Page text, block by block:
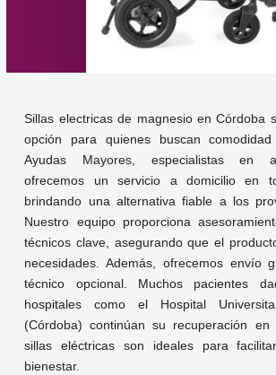
Sillas electricas de magnesio en Córdoba
opción para quienes buscan
Ayudas Mayores, especialistas en
ofrecemos un servicio a domicilio en
brindando una alternativa fiable a los
Nuestro equipo proporciona
técnicos clave, asegurando que el
necesidades. Además, ofrecemos envío
técnico opcional. Muchos pacientes
hospitales como el Hospital
(Córdoba) continúan su recuperación
sillas eléctricas son ideales para
bienestar.